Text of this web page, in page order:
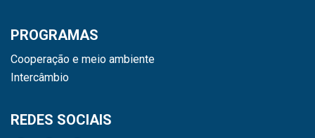
PROGRAMAS
Cooperação e meio ambiente
Intercâmbio
REDES SOCIAIS